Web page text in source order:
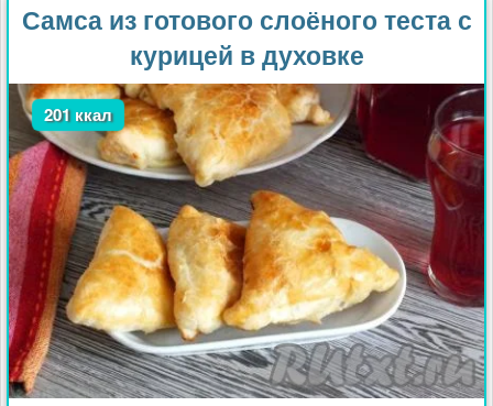
Самса из готового слоёного теста с
курицей в духовке
201 ккал